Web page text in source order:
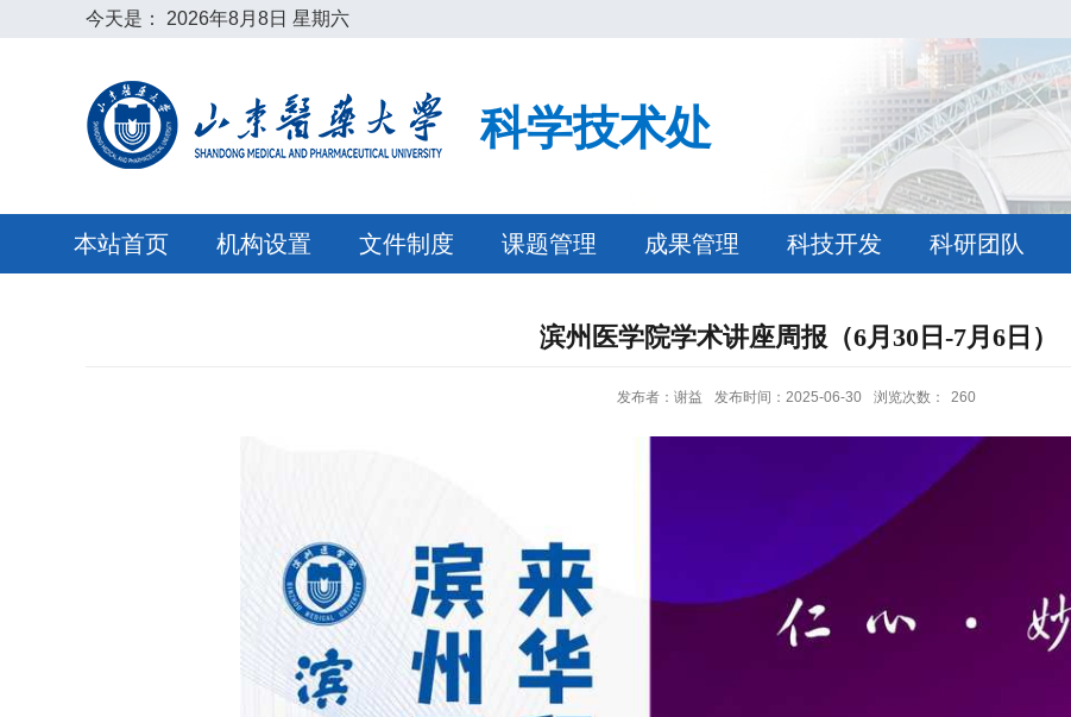
今天是： 2026年8月8日 星期六
科学技术处
本站首页 机构设置 文件制度 课题管理 成果管理 科技开发 科研团队
滨州医学院学术讲座周报（6月30日-7月6日）
发布者：谢益 发布时间：2025-06-30 浏览次数： 260